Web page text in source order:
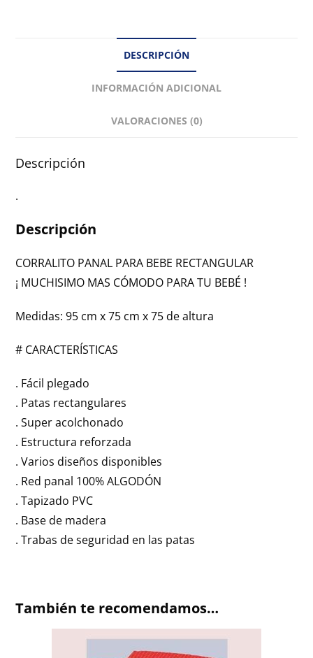
DESCRIPCIÓN
INFORMACIÓN ADICIONAL
VALORACIONES (0)
Descripción
.
Descripción
CORRALITO PANAL PARA BEBE RECTANGULAR
¡ MUCHISIMO MAS CÓMODO PARA TU BEBÉ !
Medidas: 95 cm x 75 cm x 75 de altura
# CARACTERÍSTICAS
. Fácil plegado
. Patas rectangulares
. Super acolchonado
. Estructura reforzada
. Varios diseños disponibles
. Red panal 100% ALGODÓN
. Tapizado PVC
. Base de madera
. Trabas de seguridad en las patas
También te recomendamos…